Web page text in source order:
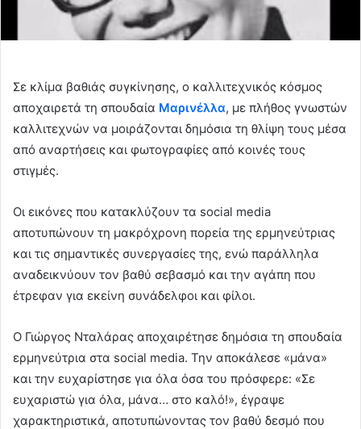
Σε κλίμα βαθιάς συγκίνησης, ο καλλιτεχνικός κόσμος
αποχαιρετά τη σπουδαία Μαρινέλλα, με πλήθος γνωστών
καλλιτεχνών να μοιράζονται δημόσια τη θλίψη τους μέσα
από αναρτήσεις και φωτογραφίες από κοινές τους
στιγμές.
Οι εικόνες που κατακλύζουν τα social media
αποτυπώνουν τη μακρόχρονη πορεία της ερμηνεύτριας
και τις σημαντικές συνεργασίες της, ενώ παράλληλα
αναδεικνύουν τον βαθύ σεβασμό και την αγάπη που
έτρεφαν για εκείνη συνάδελφοι και φίλοι.
Ο Γιώργος Νταλάρας αποχαιρέτησε δημόσια τη σπουδαία
ερμηνεύτρια στα social media. Την αποκάλεσε «μάνα»
και την ευχαρίστησε για όλα όσα του πρόσφερε: «Σε
ευχαριστώ για όλα, μάνα… στο καλό!», έγραψε
χαρακτηριστικά, αποτυπώνοντας τον βαθύ δεσμό που